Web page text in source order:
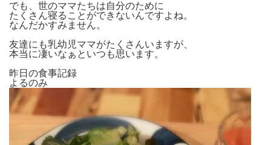
でも、世のママたちは自分のために
たくさん寝ることができないんですよね。
なんだかすみません。
友達にも乳幼児ママがたくさんいますが、
本当に凄いなぁといつも思います。
昨日の食事記録
よるのみ